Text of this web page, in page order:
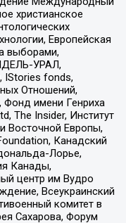
христианское
Европейская
выборами,
УРАЛ,
IStories fonds,
Отношений,
имени Генриха
The Insider, Институт
Восточной Европы,
Канадский
Лорье,
Канады,
центр им Вудро
Всеукраинский
комитет в
Сахарова, Форум